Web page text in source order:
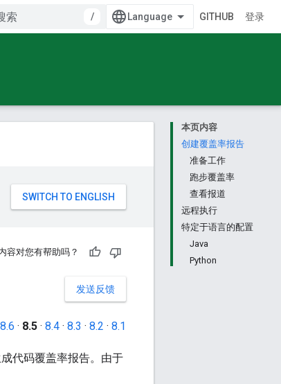
/ GITHUB 登录
本页内容
创建覆盖率报告
准备工作
跑步覆盖率
查看报道
远程执行
特定于语言的配置
Java
Python
容对您有帮助吗？
发送反馈
8.6 · 8.5 · 8.4 · 8.3 · 8.2 · 8.1
代码覆盖率报告。由于